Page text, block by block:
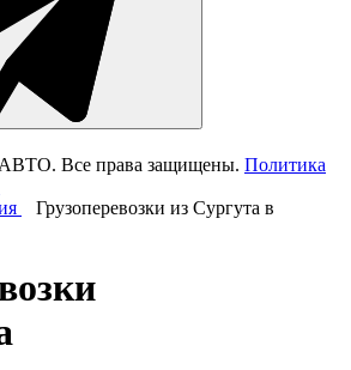
Все права защищены. Политика
Грузоперевозки из Сургута в